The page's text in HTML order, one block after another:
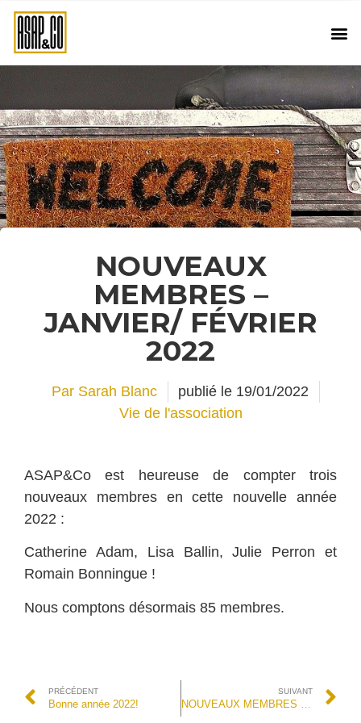
NOUVEAUX
MEMBRES –
JANVIER/ FÉVRIER
2022
Par Sarah Blanc publié le 19/01/2022
Vie de l'association
ASAP&Co est heureuse de compter trois
nouveaux membres en cette nouvelle année
2022 :
Catherine Adam, Lisa Ballin, Julie Perron et
Romain Bonningue !
Nous comptons désormais 85 membres.
PRÉCÉDENT
Bonne année 2022!
SUIVANT